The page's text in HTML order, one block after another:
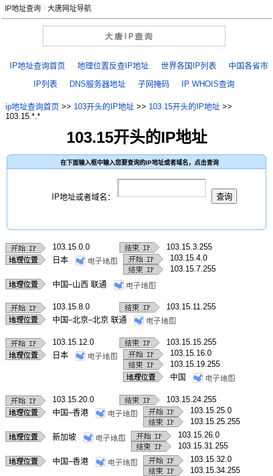
大唐网址导航
IP地址查询
IP地址查询首页 地理位置反查IP地址 世界各国IP列表
中国各省市
IP列表
DNS服务器地址 子网掩码 IP WHOIS查询
ip地址查询首页>> 103开头的IP地址>> 103.15开头的IP地址>>
103.15.*.*
103.15开头的IP地址
在下面输入框中输入您要查询的IP地址或者域名，点击查询
IP地址或者域名：
103.15.0.0
103.15.3.255
日本
103.15.4.0
103.15.7.255
中国–山西 联通
103.15.8.0
103.15.11.255
中国–北京–北京 联通
103.15.12.0
103.15.15.255
日本
103.15.16.0
103.15.19.255
中国
103.15.20.0
103.15.24.255
中国–香港
103.15.25.0
103.15.25.255
新加坡
103.15.26.0
103.15.31.255
中国–香港
103.15.32.0
103.15.34.255